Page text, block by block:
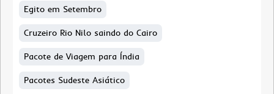
Egito em Setembro
Cruzeiro Rio Nilo saindo do Cairo
Pacote de Viagem para Índia
Pacotes Sudeste Asiático